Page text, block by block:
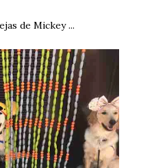
de Mickey ...